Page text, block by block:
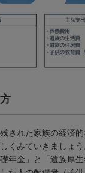
された家族の経済
くみていきましょ
年金」と「遺族厚